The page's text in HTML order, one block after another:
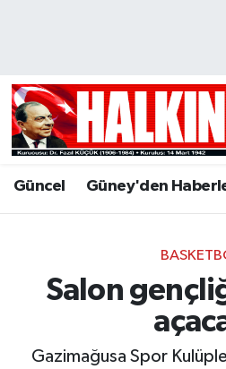
Güncel Güney'den
Salon
Gazimağusa Spor
Hava Durumu
Trafik Durumu
Son Dakika Haberleri